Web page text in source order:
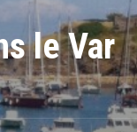
le Var